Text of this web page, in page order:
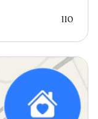
110